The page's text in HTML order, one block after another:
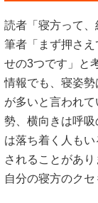
読者「寝方って、
筆者「まず押さ
せの3つです」と
情報でも、寝姿
が多いと言われ
勢、横向きは呼
は落ち着く人も
されることがあ
自分の寝方のクセ